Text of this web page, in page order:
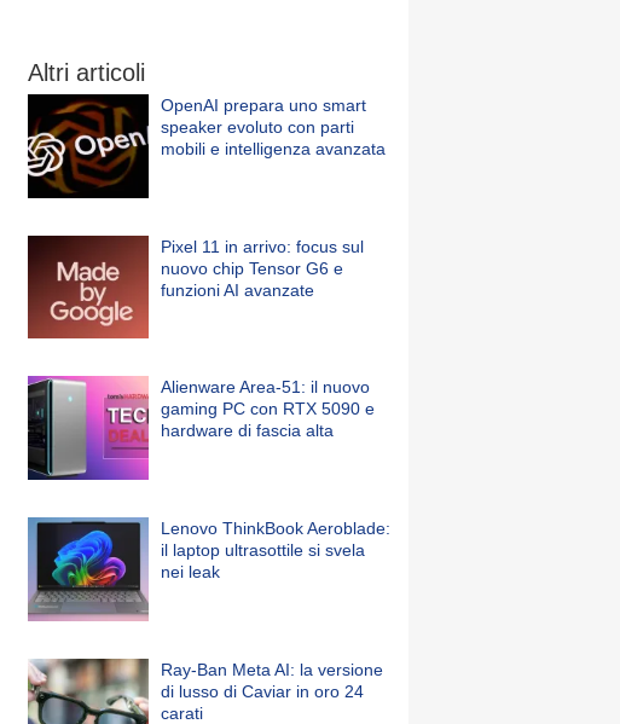
Altri articoli
OpenAI prepara uno smart
speaker evoluto con parti
mobili e intelligenza avanzata
Pixel 11 in arrivo: focus sul
nuovo chip Tensor G6 e
funzioni AI avanzate
Alienware Area-51: il nuovo
gaming PC con RTX 5090 e
hardware di fascia alta
Lenovo ThinkBook Aeroblade:
il laptop ultrasottile si svela
nei leak
Ray-Ban Meta AI: la versione
di lusso di Caviar in oro 24
carati